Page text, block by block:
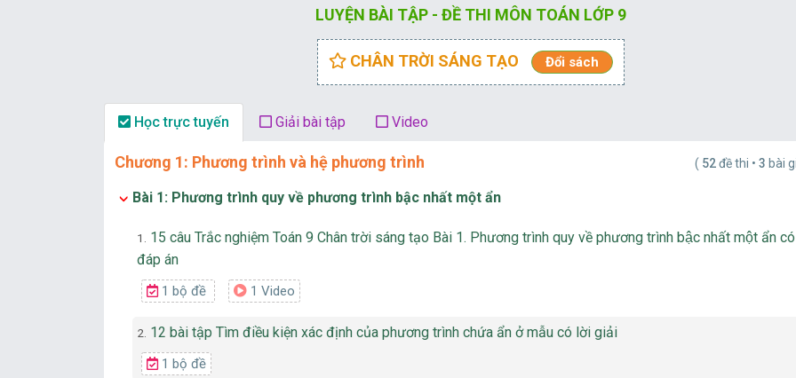
LUYỆN BÀI TẬP - ĐỀ THI MÔN TOÁN LỚP 9
CHÂN TRỜI SÁNG TẠO Đổi sách
Học trực tuyến Giải bài tập Video
Chương 1: Phương trình và hệ phương trình ( 52đề thi • 3 bài
Bài 1: Phương trình quy về phương trình bậc nhất một ẩn
1.
15 câu Trắc nghiệm Toán 9 Chân trời sáng tạo Bài 1. Phương trình quy về phương trình bậc nhất một ẩn có
đáp án
1 bộ đề 1 Video
2. 12 bài tập Tìm điều kiện xác định của phương trình chứa ẩn ở mẫu có lời giải
1 bộ đề